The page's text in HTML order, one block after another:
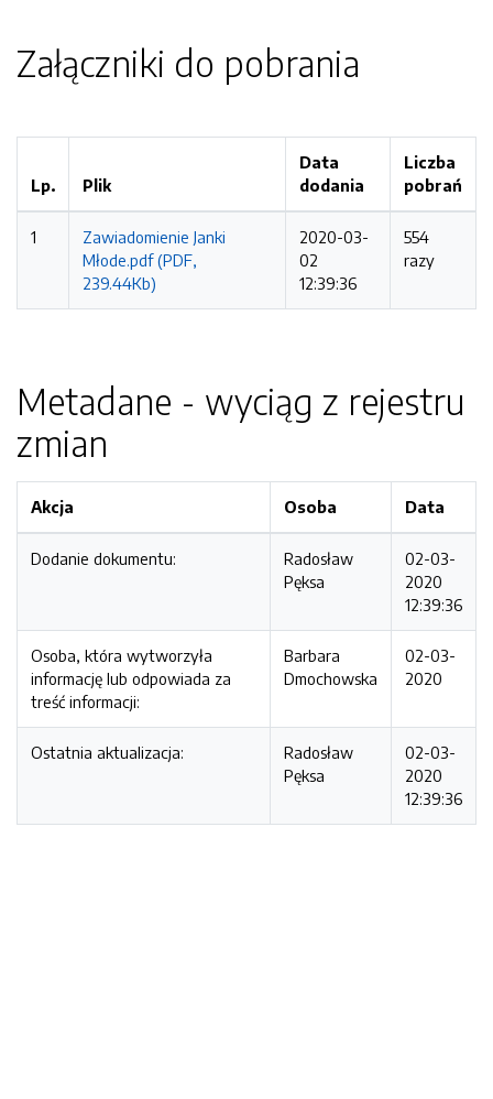
Załączniki do pobrania
Lp. Plik
Data
dodania
Liczba
pobrań
1
Zawiadomienie Janki
Młode.pdf (PDF,
239.44Kb)
2020-03-
02
12:39:36
554
razy
Metadane - wyciąg z rejestru
zmian
Akcja Osoba Data
Dodanie dokumentu:
Radosław
Pęksa
02-03-
2020
12:39:36
Osoba, która wytworzyła
informację lub odpowiada za
treść informacji:
Barbara
Dmochowska
02-03-
2020
Ostatnia aktualizacja:
Radosław
Pęksa
02-03-
2020
12:39:36